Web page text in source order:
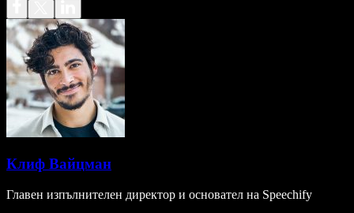
Клиф Вайцман
Главен изпълнителен директор и основател на Speechify